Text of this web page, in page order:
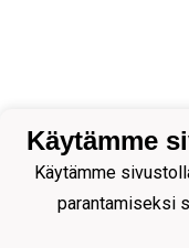
Käytämme
Käytämme
parantamiseksi